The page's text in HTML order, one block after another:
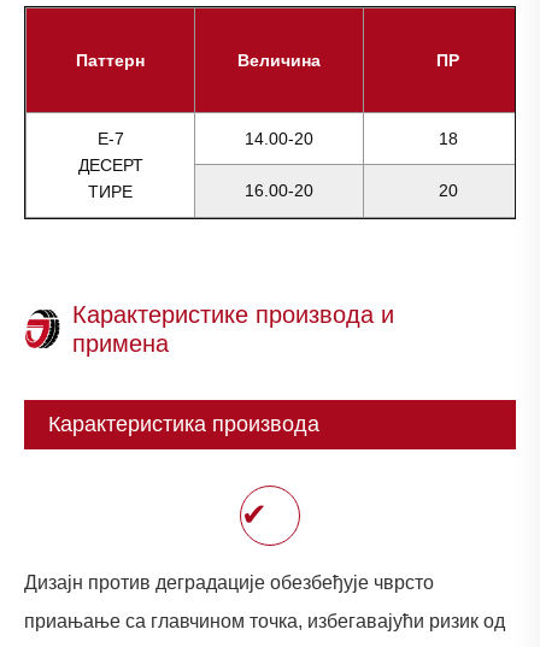
Паттерн Величина ПР
Е-7
ДЕСЕРТ
ТИРЕ
14.00-20 18
16.00-20 20
Карактеристике производа и
примена
Карактеристика производа
✔
Дизајн против деградације обезбеђује чврсто
приањање са главчином точка, избегавајући ризик од